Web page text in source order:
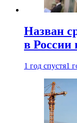
Назван
в России
1 год спустя1